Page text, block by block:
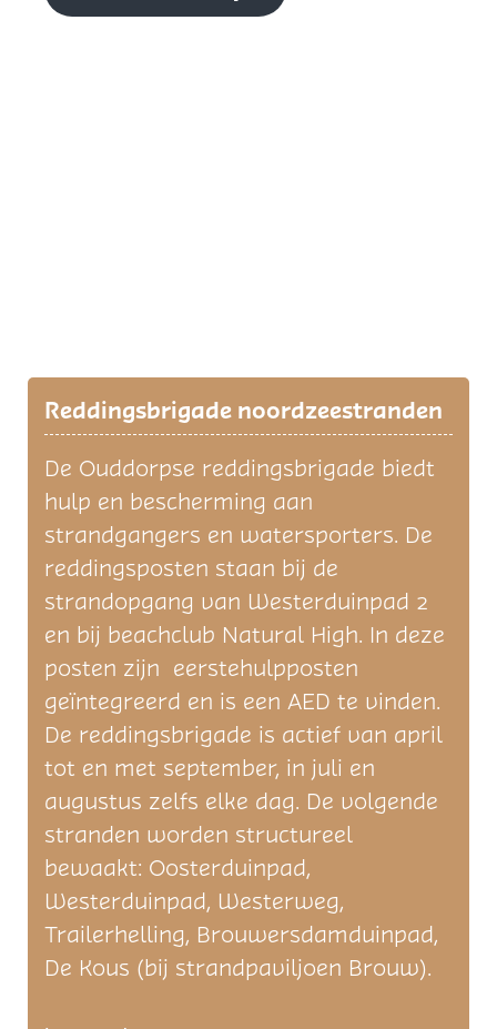
Reddingsbrigade noordzeestranden
De Ouddorpse reddingsbrigade biedt
hulp en bescherming aan
strandgangers en watersporters. De
reddingsposten staan bij de
strandopgang van Westerduinpad 2
en bij beachclub Natural High. In deze
posten zijn eerstehulpposten
geïntegreerd en is een AED te vinden.
De reddingsbrigade is actief van april
tot en met september, in juli en
augustus zelfs elke dag. De volgende
stranden worden structureel
bewaakt: Oosterduinpad,
Westerduinpad, Westerweg,
Trailerhelling, Brouwersdamduinpad,
De Kous (bij strandpaviljoen Brouw).